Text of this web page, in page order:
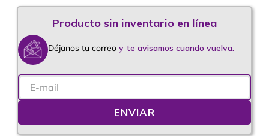
Déjanos tu correo y te avisamos cuando vuelva.
ENVIAR